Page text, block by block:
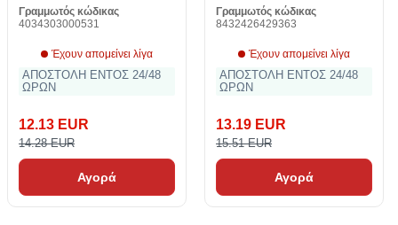
Γραμμωτός κώδικας
4034303000531
Έχουν απομείνει λίγα
ΑΠΟΣΤΟΛΗ ΕΝΤΟΣ 24/48
ΩΡΩΝ
12.13 EUR
14.28 EUR
Αγορά
Γραμμωτός κώδικας
8432426429363
Έχουν απομείνει λίγα
ΑΠΟΣΤΟΛΗ ΕΝΤΟΣ 24/48
ΩΡΩΝ
13.19 EUR
15.51 EUR
Αγορά